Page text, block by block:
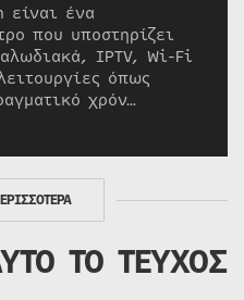
είναι ένα
που υποστηρίζει
IPTV, Wi-Fi
όπως
χρόν…
ΤΟ ΤΕΥΧΟΣ